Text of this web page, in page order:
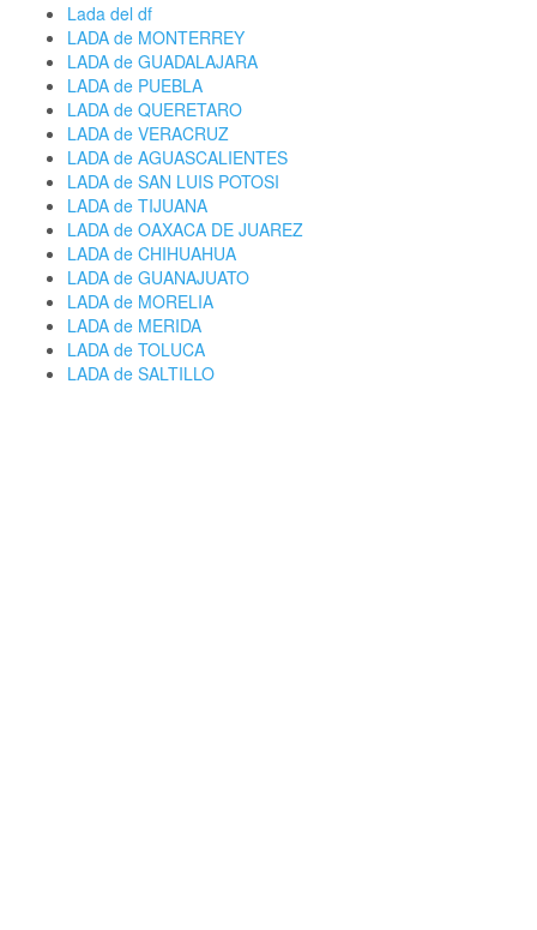
Lada del df
LADA de MONTERREY
LADA de GUADALAJARA
LADA de PUEBLA
LADA de QUERETARO
LADA de VERACRUZ
LADA de AGUASCALIENTES
LADA de SAN LUIS POTOSI
LADA de TIJUANA
LADA de OAXACA DE JUAREZ
LADA de CHIHUAHUA
LADA de GUANAJUATO
LADA de MORELIA
LADA de MERIDA
LADA de TOLUCA
LADA de SALTILLO